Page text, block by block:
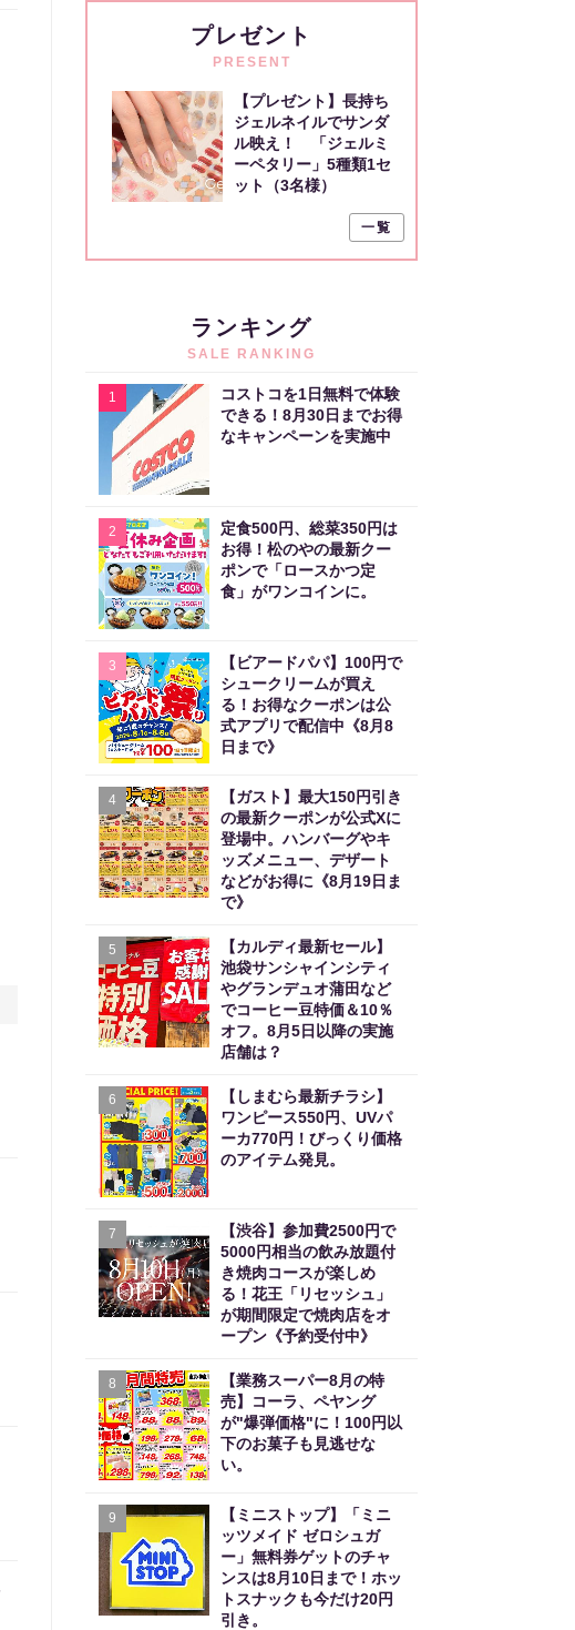
プレゼント
PRESENT
【プレゼント】長持ち
ジェルネイルでサンダ
ル映え！ 「ジェルミ
ーペタリー」5種類1セ
ット（3名様）
一覧
ランキング
SALE RANKING
1
コストコを1日無料で体験
できる！8月30日までお得
なキャンペーンを実施中
2
定食500円、総菜350円は
お得！松のやの最新クー
ポンで「ロースかつ定
食」がワンコインに。
3
【ビアードパパ】100円で
シュークリームが買え
る！お得なクーポンは公
式アプリで配信中《8月8
日まで》
4
【ガスト】最大150円引き
の最新クーポンが公式Xに
登場中。ハンバーグやキ
ッズメニュー、デザート
などがお得に《8月19日ま
で》
5
【カルディ最新セール】
池袋サンシャインシティ
やグランデュオ蒲田など
でコーヒー豆特価＆10％
オフ。8月5日以降の実施
店舗は？
6
【しまむら最新チラシ】
ワンピース550円、UVパ
ーカ770円！びっくり価格
のアイテム発見。
7
【渋谷】参加費2500円で
5000円相当の飲み放題付
き焼肉コースが楽しめ
る！花王「リセッシュ」
が期間限定で焼肉店をオ
ープン《予約受付中》
8
【業務スーパー8月の特
売】コーラ、ペヤング
が"爆弾価格"に！100円以
下のお菓子も見逃せな
い。
9
【ミニストップ】「ミニ
ッツメイド ゼロシュガ
ー」無料券ゲットのチャ
ンスは8月10日まで！ホッ
トスナックも今だけ20円
引き。